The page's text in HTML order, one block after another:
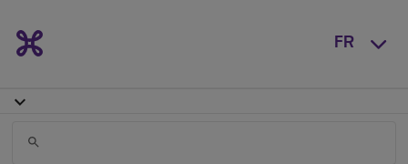
FR